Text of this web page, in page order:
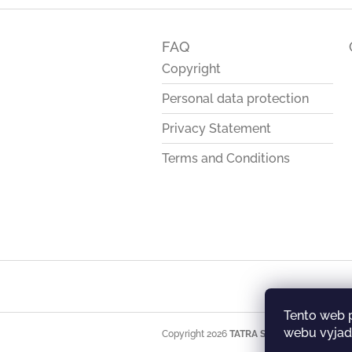
Tento web
webu
FAQ
Copyright
Personal data protection
Privacy Statement
Terms and Conditions
Copyright 2026 TATRA STORE. All rights